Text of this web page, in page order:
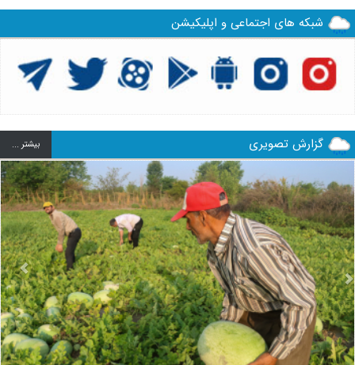
شبکه های اجتماعی و اپلیکیشن
گزارش تصویری بيشتر ...
Next